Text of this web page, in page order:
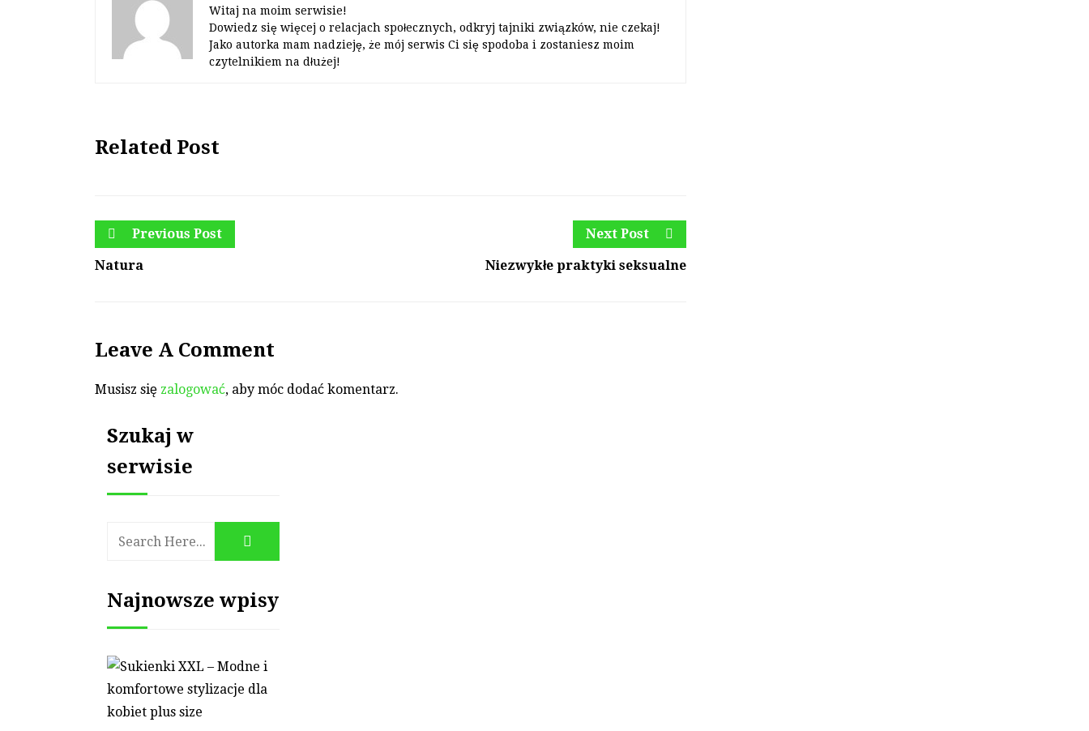
Witaj na moim serwisie!
Dowiedz się więcej o relacjach społecznych, odkryj tajniki związków, nie czekaj!
Jako autorka mam nadzieję, że mój serwis Ci się spodoba i zostaniesz moim
czytelnikiem na dłużej!
Related Post
Previous Post
Natura
Next Post
Niezwykłe praktyki seksualne
Leave A Comment
Musisz się zalogować, aby móc dodać komentarz.
Szukaj w
serwisie
Najnowsze wpisy